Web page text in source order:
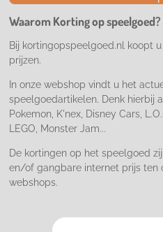
o
k
g
r
a
m
k
Waarom Korting op speelgoed?
Bij kortingopspeelgoed.nl koopt
prijzen.
In onze webshop vindt u het
speelgoedartikelen. Denk hierbij
Pokemon, K'nex, Disney Cars,
LEGO, Monster Jam...
De kortingen op het speelgoed
en/of gangbare internet prijs ten
webshops.